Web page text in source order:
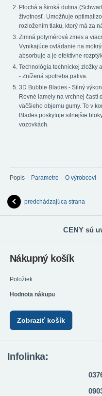
Plochá a široká dutina
životnosť. Umožňuje
rozložením tlaku, ktorý má za
Zimná polymérová zmes a
Vynikajúce ovládanie na
absorbuje a je efektívne
Technológia technickej zložky
- Znížená spotreba paliva.
3D Bubble Blades - Silný
Rovné lamely na vrchnej časti
väčšieho objemu gumy. To v
Blades poskytuje silnejšie
vozovkách.
Popis Parametre O výrobcovi
predchádzajúca strana
CENY sú
Nákupný košík
Položiek
Hodnota nákupu
Zobraziť košík
Infolinka: